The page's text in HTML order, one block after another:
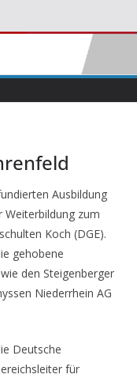
Ausbildung
Weiterbildung zum
Koch (DGE).
gehobene
den Steigenberger
Niederrhein AG
Deutsche
für